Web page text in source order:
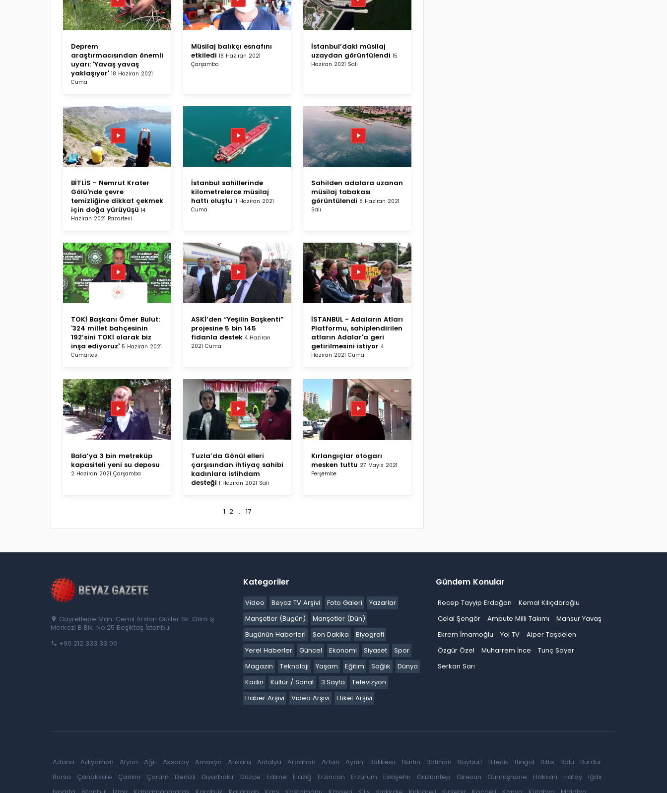
Deprem
araştırmacısından önemli
uyarı: 'Yavaş yavaş
yaklaşıyor' 18 Haziran 2021
Cuma
Müsilaj balıkçı esnafını
etkiledi 16 Haziran 2021
Çarşamba
İstanbul’daki müsilaj
uzaydan görüntülendi 15
Haziran 2021 Salı
BİTLİS - Nemrut Krater
Gölü'nde çevre
temizliğine dikkat çekmek
için doğa yürüyüşü 14
Haziran 2021 Pazartesi
İstanbul sahillerinde
kilometrelerce müsilaj
hattı oluştu 11 Haziran 2021
Cuma
Sahilden adalara uzanan
müsilaj tabakası
görüntülendi 8 Haziran 2021
Salı
TOKİ Başkanı Ömer Bulut:
'324 millet bahçesinin
192’sini TOKİ olarak biz
inşa ediyoruz' 5 Haziran 2021
Cumartesi
ASKİ’den “Yeşilin Başkenti”
projesine 5 bin 145
fidanla destek 4 Haziran
2021 Cuma
İSTANBUL - Adaların Atları
Platformu, sahiplendirilen
atların Adalar'a geri
getirilmesini istiyor 4
Haziran 2021 Cuma
Bala’ya 3 bin metreküp
kapasiteli yeni su deposu
2 Haziran 2021 Çarşamba
Tuzla’da Gönül elleri
çarşısından ihtiyaç sahibi
kadınlara istihdam
desteği 1 Haziran 2021 Salı
Kırlangıçlar otogarı
mesken tuttu 27 Mayıs 2021
Perşembe
1 2 ... 17
Gayrettepe Mah. Cemil Arslan Güder Sk. Otim İş
Merkezi B Blk. No:25 Beşiktaş İstanbul
+90 212 333 33 00
Kategoriler
Video Beyaz TV Arşivi Foto Galeri
Yazarlar
Manşetler (Bugün)
Manşetler (Dün)
Bugünün Haberleri
Son Dakika
Biyografi
Yerel Haberler
Güncel Ekonomi Siyaset
Spor
Magazin
Teknoloji Yaşam Eğitim Sağlık
Dünya
Kadın
Kültür / Sanat 3.Sayfa
Televizyon
Haber Arşivi
Video Arşivi Etiket Arşivi
Gündem Konular
Recep Tayyip Erdoğan
Kemal Kılıçdaroğlu
Celal Şengör
Ampute Milli Takımı
Mansur Yavaş
Ekrem İmamoğlu
Yol TV
Alper Taşdelen
Özgür Özel
Muharrem İnce
Tunç Soyer
Serkan Sarı
Adana Adıyaman Afyon Ağrı Aksaray Amasya Ankara Antalya Ardahan Artvin Aydın Balıkesir Bartın Batman Bayburt Bilecik Bingöl Bitlis Bolu
Burdur
Bursa
Çanakkale Çankırı Çorum Denizli Diyarbakır Düzce Edirne Elazığ Erzincan Erzurum Eskişehir Gaziantep Giresun Gümüşhane Hakkari Hatay
Iğdır